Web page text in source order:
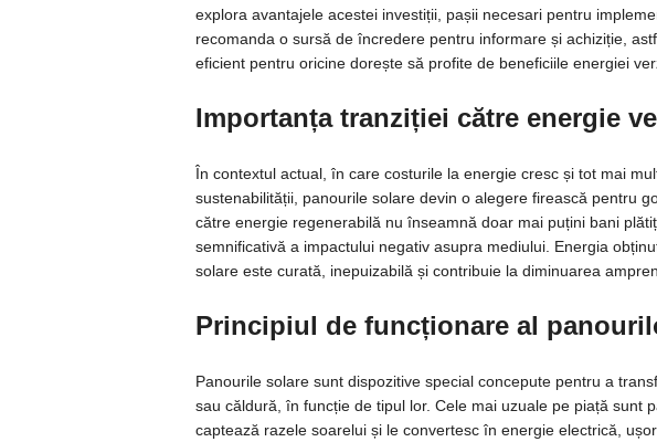
explora avantajele acestei investiții, pașii necesari pentru
recomanda o sursă de încredere pentru informare și achiziție,
eficient pentru oricine dorește să profite de beneficiile energiei
Importanța tranziției către energie
În contextul actual, în care costurile la energie cresc și tot mai
sustenabilității, panourile solare devin o alegere firească pentru
către energie regenerabilă nu înseamnă doar mai puțini bani
semnificativă a impactului negativ asupra mediului. Energia
solare este curată, inepuizabilă și contribuie la diminuarea
Principiul de funcționare al
Panourile solare sunt dispozitive special concepute pentru a
sau căldură, în funcție de tipul lor. Cele mai uzuale pe piață sunt
captează razele soarelui și le convertesc în energie electrică,